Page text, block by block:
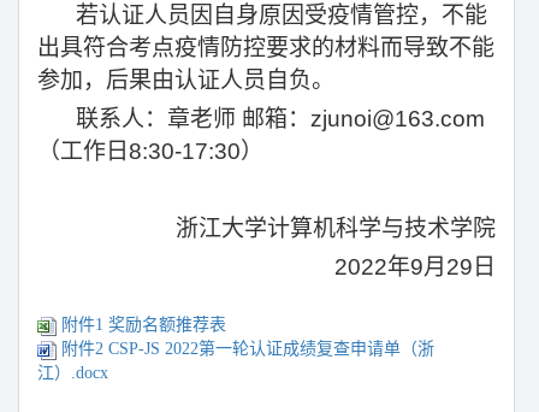
若认证人员因自身原因受疫情管控，不能
出具符合考点疫情防控要求的材料而导致不能
参加，后果由认证人员自负。
联系人：章老师 邮箱： zjunoi@163.com
（工作日8:30-17:30）
浙江大学计算机科学与技术学院
2022年9月 29 日
附件1 奖励名额推荐表
附件2 CSP-JS 2022第一轮认证成绩复查申请单（浙
江）.docx